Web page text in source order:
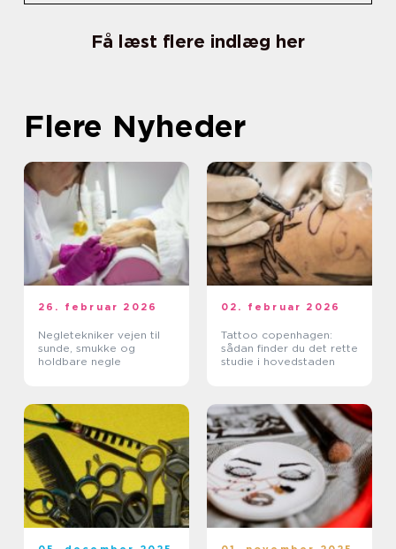
Få læst flere indlæg her
Flere Nyheder
26. februar 2026
Negletekniker vejen til
sunde, smukke og
holdbare negle
02. februar 2026
Tattoo copenhagen:
sådan finder du det rette
studie i hovedstaden